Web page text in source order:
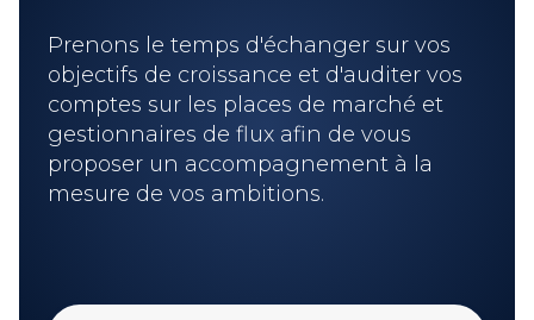
Prenons le temps d'échanger sur vos
objectifs de croissance et d'auditer vos
comptes sur les places de marché et
gestionnaires de flux afin de vous
proposer un accompagnement à la
mesure de vos ambitions.